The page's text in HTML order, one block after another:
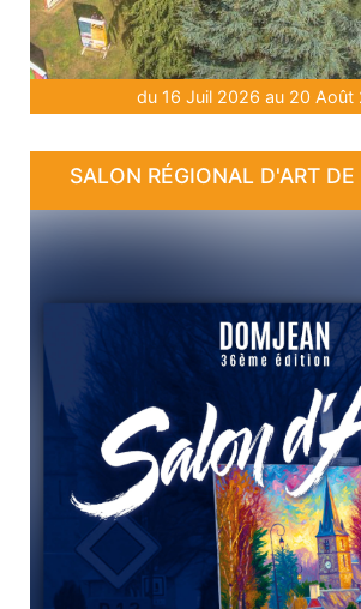
du 16 Juil 2026 au 20 Août
SALON RÉGIONAL D'ART